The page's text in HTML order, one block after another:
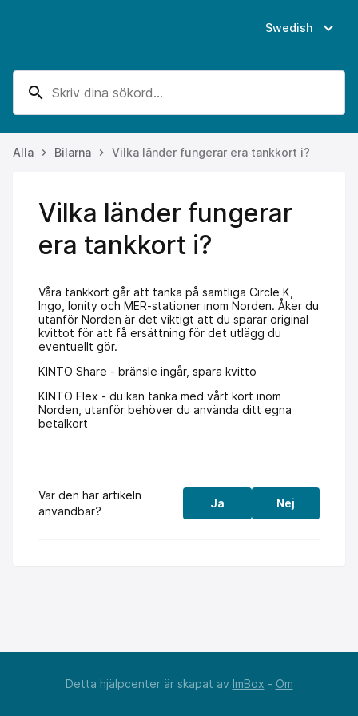
search
Swedish expand_more
Alla keyboard_arrow_right Bilarna keyboard_arrow_right Vilka länder fungerar era tankkort i?
Vilka länder fungerar
era tankkort i?
Våra tankkort går att tanka på samtliga Circle K,
Ingo, Ionity och MER-stationer inom Norden. Åker du
utanför Norden är det viktigt att du sparar original
kvittot för att få ersättning för det utlägg du
eventuellt gör.
KINTO Share - bränsle ingår, spara kvitto
KINTO Flex - du kan tanka med vårt kort inom
Norden, utanför behöver du använda ditt egna
betalkort
Var den här artikeln
användbar?
Ja Nej
Detta hjälpcenter är skapat av ImBox - Om